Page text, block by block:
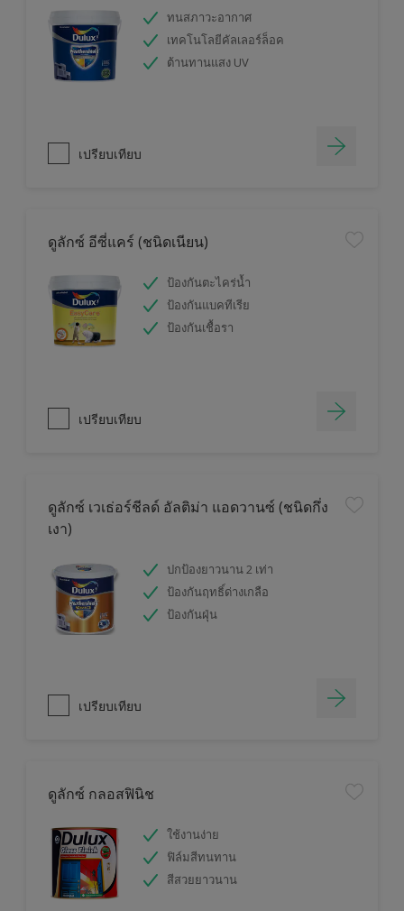
ทนสภาวะอากาศ
เทคโนโลยีคัลเลอร์ล็อค
ต้านทานแสง UV
เปรียบเทียบ
ดูลักซ์ อีซี่แคร์ (ชนิดเนียน)
ป้องกันตะไคร่น้ำ
ป้องกันแบคทีเรีย
ป้องกันเชื้อรา
เปรียบเทียบ
ดูลักซ์ เวเธ่อร์ชีลด์ อัลติม่า แอดวานซ์ (ชนิดกึ่ง
เงา)
ปกป้องยาวนาน 2 เท่า
ป้องกันฤทธิ์ด่างเกลือ
ป้องกันฝุ่น
เปรียบเทียบ
ดูลักซ์ กลอสฟินิช
ใช้งานง่าย
ฟิล์มสีทนทาน
สีสวยยาวนาน